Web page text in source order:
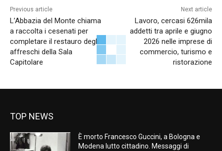
Previous article
L’Abbazia del Monte chiama
a raccolta i cesenati per
completare il restauro degli
affreschi della Sala
Capitolare
Next article
Lavoro, cercasi 626mila
addetti tra aprile e giugno
2026 nelle imprese di
commercio, turismo e
ristorazione
TOP NEWS
È morto Francesco Guccini, a Bologna e
Modena lutto cittadino. Messaggi di